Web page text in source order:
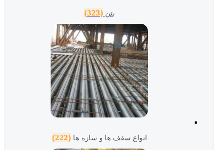
انواع سقف ها و سازه ها(222)